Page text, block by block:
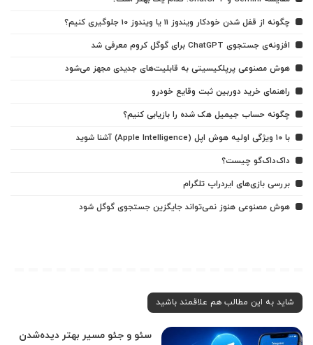
چگونه از قفل شدن خودکار ویندوز 11 یا ویندوز 10 جلوگیری کنیم؟
افزونه‌ی جستجوی ChatGPT برای گوگل کروم معرفی شد
هوش مصنوعی پرپلکیسیتی به قابلیت‌های جدیدی مجهز می‌شود
راهنمای خرید دوربین ثبت وقایع خودرو
چگونه حساب جیمیل هک شده را بازیابی کنیم؟
با ۱۰ ویژگی اولیه هوش اپل (Apple Intelligence) آشنا شوید
داک‌داک‌گو چیست؟
بررسی بازی‌های ایردراپ تلگرام
هوش مصنوعی هنوز نمی‌تواند جایگزین جستجوی گوگل شود
شاید به این مطالب هم علاقمند باشید
سئو و جئو مسیر بهتر دیده‌شدن